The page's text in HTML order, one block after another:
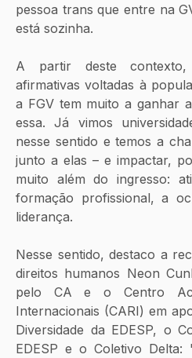
pessoa trans que entre na
está sozinha.
A partir deste
afirmativas voltadas à
a FGV tem muito a ganhar
essa. Já vimos
nesse sentido e temos a
junto a elas – e impactar,
muito além do ingresso:
formação profissional, a
liderança.
Nesse sentido, destaco a
direitos humanos Neon
pelo CA e o Centro
Internacionais (CARI) em
Diversidade da EDESP, o
EDESP e o Coletivo Delta: